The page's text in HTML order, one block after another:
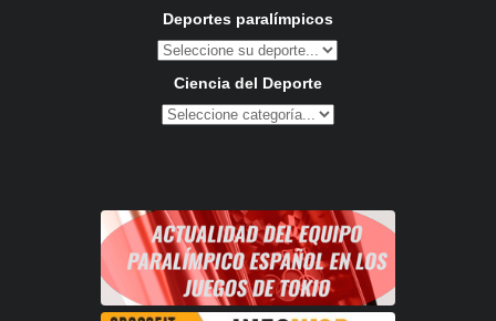
Deportes paralímpicos
Ciencia del Deporte